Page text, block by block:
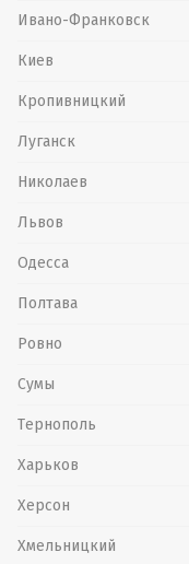
Ивано-Франковск
Киев
Кропивницкий
Луганск
Николаев
Львов
Одесса
Полтава
Ровно
Сумы
Тернополь
Харьков
Херсон
Хмельницкий